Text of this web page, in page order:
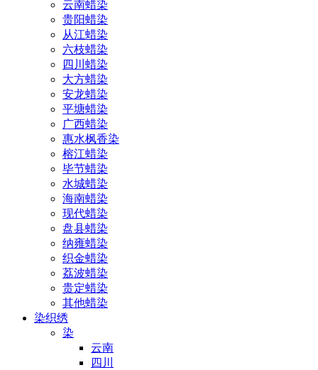
云南蜡染
贵阳蜡染
从江蜡染
六枝蜡染
四川蜡染
大方蜡染
安龙蜡染
平塘蜡染
广西蜡染
惠水枫香染
榕江蜡染
毕节蜡染
水城蜡染
海南蜡染
现代蜡染
盘县蜡染
纳雍蜡染
织金蜡染
荔波蜡染
贵定蜡染
其他蜡染
染织绣
染
云南
四川